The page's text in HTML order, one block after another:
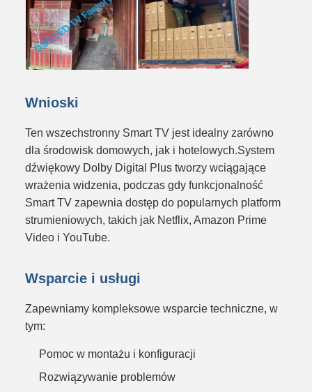
Wnioski
Ten wszechstronny Smart TV jest idealny zarówno
dla środowisk domowych, jak i hotelowych.System
dźwiękowy Dolby Digital Plus tworzy wciągające
wrażenia widzenia, podczas gdy funkcjonalność
Smart TV zapewnia dostęp do popularnych platform
strumieniowych, takich jak Netflix, Amazon Prime
Video i YouTube.
Wsparcie i usługi
Zapewniamy kompleksowe wsparcie techniczne, w
tym:
Pomoc w montażu i konfiguracji
Rozwiązywanie problemów